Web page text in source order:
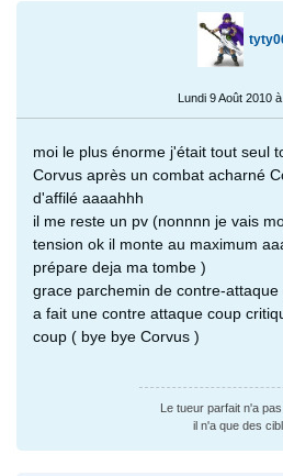
Lundi 9 Août 2010
moi le plus énorme j'était tout seul
Corvus après un combat acharné
d'affilé aaaahhh
il me reste un pv (nonnnn je vais
tension ok il monte au maximum
prépare deja ma tombe )
grace parchemin de contre-
a fait une contre attaque coup
coup ( bye bye Corvus )
Le tueur parfait n'a pas
il n'a que des